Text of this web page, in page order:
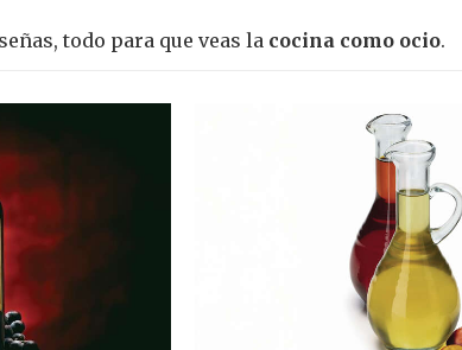
todo para que veas la cocina como ocio.